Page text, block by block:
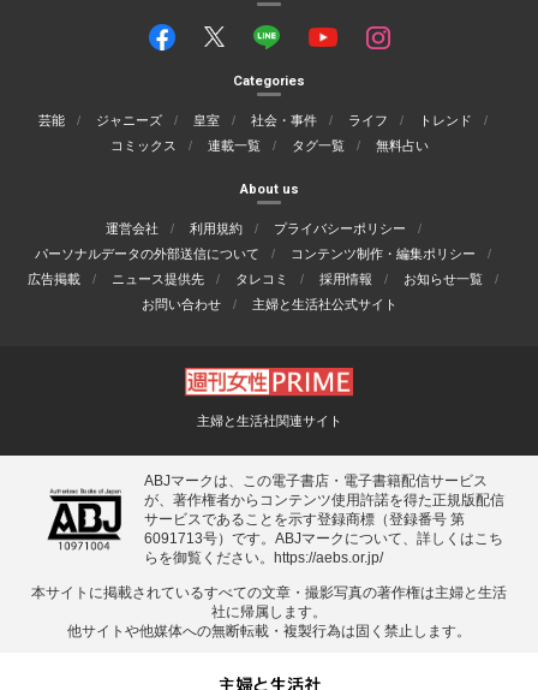
Categories
芸能 ジャニーズ 皇室 社会・事件 ライフ
トレンド
コミックス
連載一覧 タグ一覧 無料占い
About us
運営会社 利用規約
プライバシーポリシー
パーソナルデータの外部送信について
コンテンツ制作・編集ポリシー
広告掲載
ニュース提供先 タレコミ 採用情報
お知らせ一覧
お問い合わせ
主婦と生活社公式サイト
主婦と生活社関連サイト
ABJマークは、この電子書店・電子書籍配信サービス
が、著作権者からコンテンツ使用許諾を得た正規版配信
サービスであることを示す登録商標（登録番号 第
6091713号）です。ABJマークについて、詳しくはこち
らを御覧ください。
https://aebs.or.jp/
本サイトに掲載されているすべての⽂章・撮影写真の著作権は主婦と⽣活
社に帰属します。
他サイトや他媒体への無断転載・複製⾏為は固く禁⽌します。